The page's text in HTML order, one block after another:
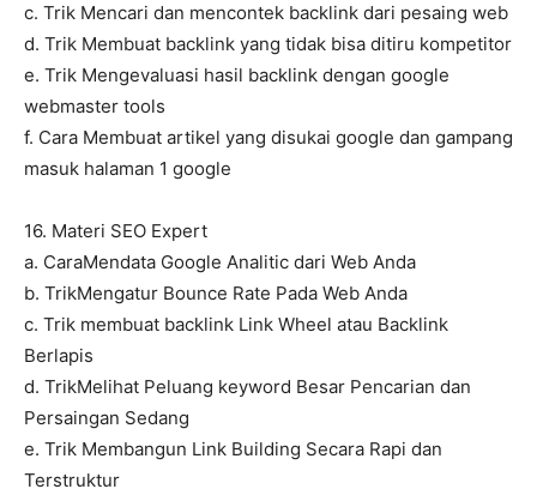
c. Trik Mencari dan mencontek backlink dari pesaing web
d. Trik Membuat backlink yang tidak bisa ditiru kompetitor
e. Trik Mengevaluasi hasil backlink dengan google
webmaster tools
f. Cara Membuat artikel yang disukai google dan gampang
masuk halaman 1 google
16. Materi SEO Expert
a. CaraMendata Google Analitic dari Web Anda
b. TrikMengatur Bounce Rate Pada Web Anda
c. Trik membuat backlink Link Wheel atau Backlink
Berlapis
d. TrikMelihat Peluang keyword Besar Pencarian dan
Persaingan Sedang
e. Trik Membangun Link Building Secara Rapi dan
Terstruktur